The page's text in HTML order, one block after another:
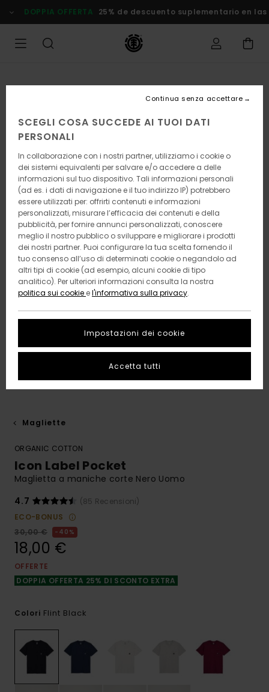
alle
informazioni
prodotto
DOPPIA OFFERTA 25% de descuento suplementario en
Magliette
ORGANIC COTTON
Icon Label Pocket
Maglietta a maniche corte Nero Uomo
4.7
(85 Recensioni)
ECO-BONUS
30,00 €
40%
18,00 €
OFFERTE
DOPPIA OFFERTA 25% DI SCONTO EXTRA
Colori Flint Black
SCEGLI COSA SUCCEDE AI TUOI DATI
PERSONALI
In collaborazione con i nostri partner, utilizziamo i cookie o
dei sistemi equivalenti per salvare e/o accedere a delle
informazioni sul tuo dispositivo. Tali informazioni personali
(ad es. i dati di navigazione e il tuo indirizzo IP) potrebbero
essere utilizzati per: offrirti contenuti e informazioni
personalizzati, misurare l’efficacia dei contenuti e della
pubblicità, per fornire annunci personalizzati, conoscere
meglio il nostro pubblico o sviluppare e migliorare i prodotti
dei nostri partner. Puoi configurare la tua scelta fornendo il
tuo consenso all’uso di determinati cookie o negandolo ad
altri tipi di cookie (ad esempio, alcuni cookie di tipo
analitico). Per ulteriori informazioni consulta la nostra
politica sui cookie el'informativa sulla privacy.
Impostazioni dei cookie
Continua senza accettare
Accetta tutti